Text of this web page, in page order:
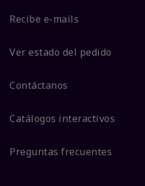
Recibe e-mails
Ver estado del pedido
Contáctanos
Catálogos interactivos
Preguntas frecuentes